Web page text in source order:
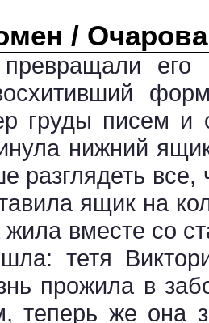
/
его
груды писем и
нижний
разглядеть
ящик на
вместе со
тетя
прожила в
теперь же она